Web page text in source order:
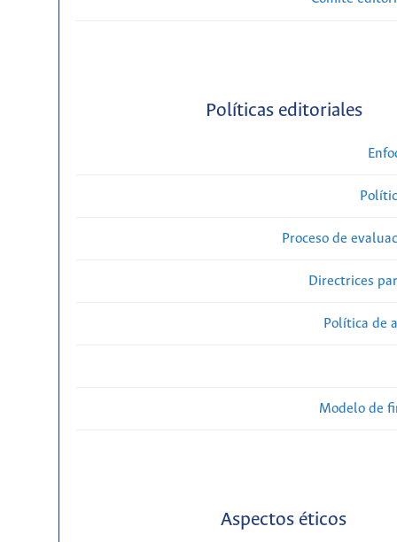
Políticas editoriales
Proceso de
Directrices
Política de
Modelo de
Aspectos éticos